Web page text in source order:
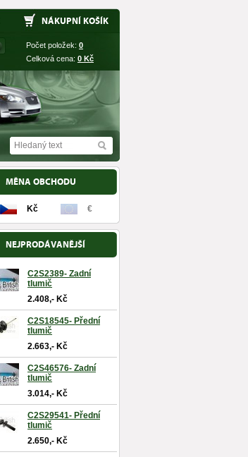
NÁKUPNÍ KOŠÍK
Počet položek: 0
Celková cena: 0 Kč
MĚNA OBCHODU
Kč €
NEJPRODÁVANĚJŠÍ
C2S2389- Zadní
tlumič
2.408,- Kč
C2S18545- Přední
tlumič
2.663,- Kč
C2S46576- Zadní
tlumič
3.014,- Kč
C2S29541- Přední
tlumič
2.650,- Kč